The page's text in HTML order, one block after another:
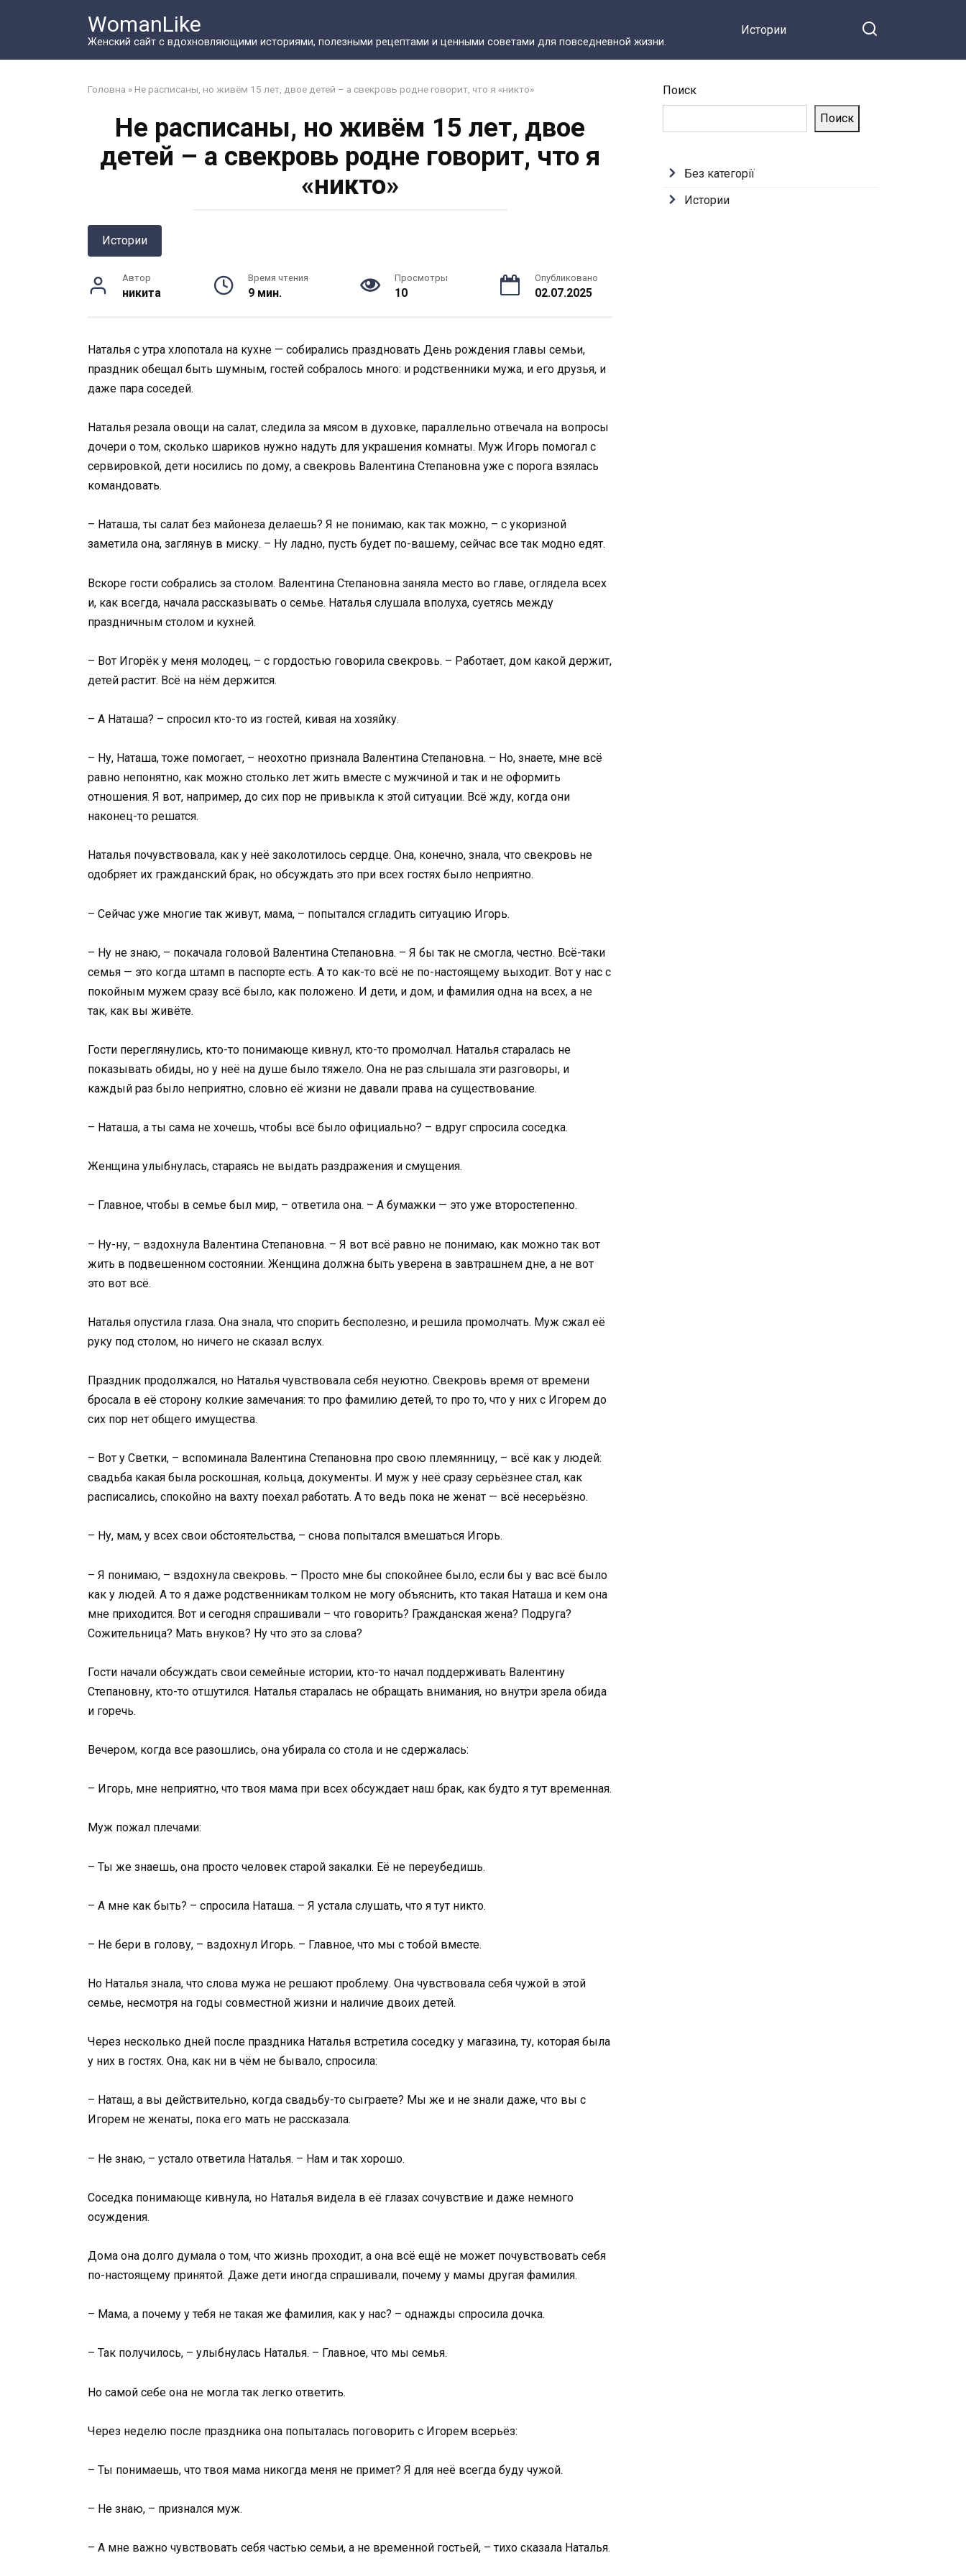
WomanLike
Женский сайт с вдохновляющими историями, полезными рецептами и ценными советами для повседневной жизни.
Истории
Головна » Не расписаны, но живём 15 лет, двое детей – а свекровь родне говорит, что я «никто»
Не расписаны, но живём 15 лет, двое
детей – а свекровь родне говорит, что я
«никто»
Истории
Автор
никита
Время чтения
9 мин.
Просмотры
10
Опубликовано
02.07.2025
Наталья с утра хлопотала на кухне — собирались праздновать День рождения главы семьи,
праздник обещал быть шумным, гостей собралось много: и родственники мужа, и его друзья, и
даже пара соседей.
Наталья резала овощи на салат, следила за мясом в духовке, параллельно отвечала на вопросы
дочери о том, сколько шариков нужно надуть для украшения комнаты. Муж Игорь помогал с
сервировкой, дети носились по дому, а свекровь Валентина Степановна уже с порога взялась
командовать.
– Наташа, ты салат без майонеза делаешь? Я не понимаю, как так можно, – с укоризной
заметила она, заглянув в миску. – Ну ладно, пусть будет по-вашему, сейчас все так модно едят.
Вскоре гости собрались за столом. Валентина Степановна заняла место во главе, оглядела всех
и, как всегда, начала рассказывать о семье. Наталья слушала вполуха, суетясь между
праздничным столом и кухней.
– Вот Игорёк у меня молодец, – с гордостью говорила свекровь. – Работает, дом какой держит,
детей растит. Всё на нём держится.
– А Наташа? – спросил кто-то из гостей, кивая на хозяйку.
– Ну, Наташа, тоже помогает, – неохотно признала Валентина Степановна. – Но, знаете, мне всё
равно непонятно, как можно столько лет жить вместе с мужчиной и так и не оформить
отношения. Я вот, например, до сих пор не привыкла к этой ситуации. Всё жду, когда они
наконец-то решатся.
Наталья почувствовала, как у неё заколотилось сердце. Она, конечно, знала, что свекровь не
одобряет их гражданский брак, но обсуждать это при всех гостях было неприятно.
– Сейчас уже многие так живут, мама, – попытался сгладить ситуацию Игорь.
– Ну не знаю, – покачала головой Валентина Степановна. – Я бы так не смогла, честно. Всё-таки
семья — это когда штамп в паспорте есть. А то как-то всё не по-настоящему выходит. Вот у нас с
покойным мужем сразу всё было, как положено. И дети, и дом, и фамилия одна на всех, а не
так, как вы живёте.
Гости переглянулись, кто-то понимающе кивнул, кто-то промолчал. Наталья старалась не
показывать обиды, но у неё на душе было тяжело. Она не раз слышала эти разговоры, и
каждый раз было неприятно, словно её жизни не давали права на существование.
– Наташа, а ты сама не хочешь, чтобы всё было официально? – вдруг спросила соседка.
Женщина улыбнулась, стараясь не выдать раздражения и смущения.
– Главное, чтобы в семье был мир, – ответила она. – А бумажки — это уже второстепенно.
– Ну-ну, – вздохнула Валентина Степановна. – Я вот всё равно не понимаю, как можно так вот
жить в подвешенном состоянии. Женщина должна быть уверена в завтрашнем дне, а не вот
это вот всё.
Наталья опустила глаза. Она знала, что спорить бесполезно, и решила промолчать. Муж сжал её
руку под столом, но ничего не сказал вслух.
Праздник продолжался, но Наталья чувствовала себя неуютно. Свекровь время от времени
бросала в её сторону колкие замечания: то про фамилию детей, то про то, что у них с Игорем до
сих пор нет общего имущества.
– Вот у Светки, – вспоминала Валентина Степановна про свою племянницу, – всё как у людей:
свадьба какая была роскошная, кольца, документы. И муж у неё сразу серьёзнее стал, как
расписались, спокойно на вахту поехал работать. А то ведь пока не женат — всё несерьёзно.
– Ну, мам, у всех свои обстоятельства, – снова попытался вмешаться Игорь.
– Я понимаю, – вздохнула свекровь. – Просто мне бы спокойнее было, если бы у вас всё было
как у людей. А то я даже родственникам толком не могу объяснить, кто такая Наташа и кем она
мне приходится. Вот и сегодня спрашивали – что говорить? Гражданская жена? Подруга?
Сожительница? Мать внуков? Ну что это за слова?
Гости начали обсуждать свои семейные истории, кто-то начал поддерживать Валентину
Степановну, кто-то отшутился. Наталья старалась не обращать внимания, но внутри зрела обида
и горечь.
Вечером, когда все разошлись, она убирала со стола и не сдержалась:
– Игорь, мне неприятно, что твоя мама при всех обсуждает наш брак, как будто я тут временная.
Муж пожал плечами:
– Ты же знаешь, она просто человек старой закалки. Её не переубедишь.
– А мне как быть? – спросила Наташа. – Я устала слушать, что я тут никто.
– Не бери в голову, – вздохнул Игорь. – Главное, что мы с тобой вместе.
Но Наталья знала, что слова мужа не решают проблему. Она чувствовала себя чужой в этой
семье, несмотря на годы совместной жизни и наличие двоих детей.
Через несколько дней после праздника Наталья встретила соседку у магазина, ту, которая была
у них в гостях. Она, как ни в чём не бывало, спросила:
– Наташ, а вы действительно, когда свадьбу-то сыграете? Мы же и не знали даже, что вы с
Игорем не женаты, пока его мать не рассказала.
– Не знаю, – устало ответила Наталья. – Нам и так хорошо.
Соседка понимающе кивнула, но Наталья видела в её глазах сочувствие и даже немного
осуждения.
Дома она долго думала о том, что жизнь проходит, а она всё ещё не может почувствовать себя
по-настоящему принятой. Даже дети иногда спрашивали, почему у мамы другая фамилия.
– Мама, а почему у тебя не такая же фамилия, как у нас? – однажды спросила дочка.
– Так получилось, – улыбнулась Наталья. – Главное, что мы семья.
Но самой себе она не могла так легко ответить.
Через неделю после праздника она попыталась поговорить с Игорем всерьёз:
– Ты понимаешь, что твоя мама никогда меня не примет? Я для неё всегда буду чужой.
– Не знаю, – признался муж.
– А мне важно чувствовать себя частью семьи, а не временной гостьей, – тихо сказала Наталья.
Поиск
Поиск
Без категорії
Истории